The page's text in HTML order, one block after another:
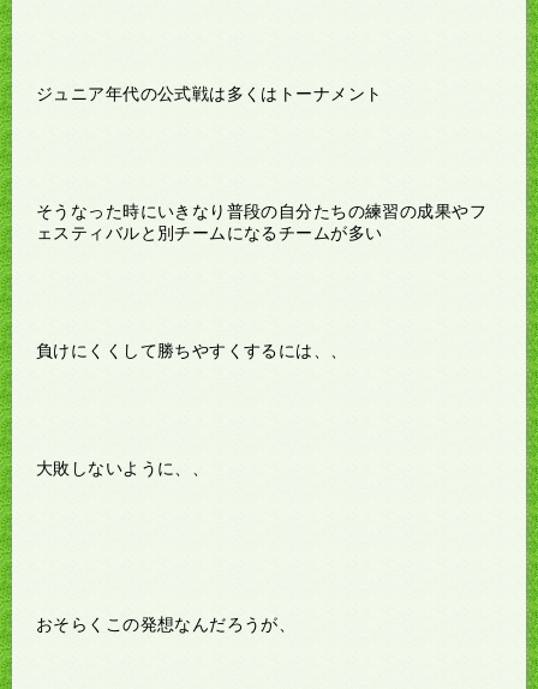
ジュニア年代の公式戦は多くはトーナメント
そうなった時にいきなり普段の自分たちの練習の成果やフ
ェスティバルと別チームになるチームが多い
負けにくくして勝ちやすくするには、、
大敗しないように、、
おそらくこの発想なんだろうが、